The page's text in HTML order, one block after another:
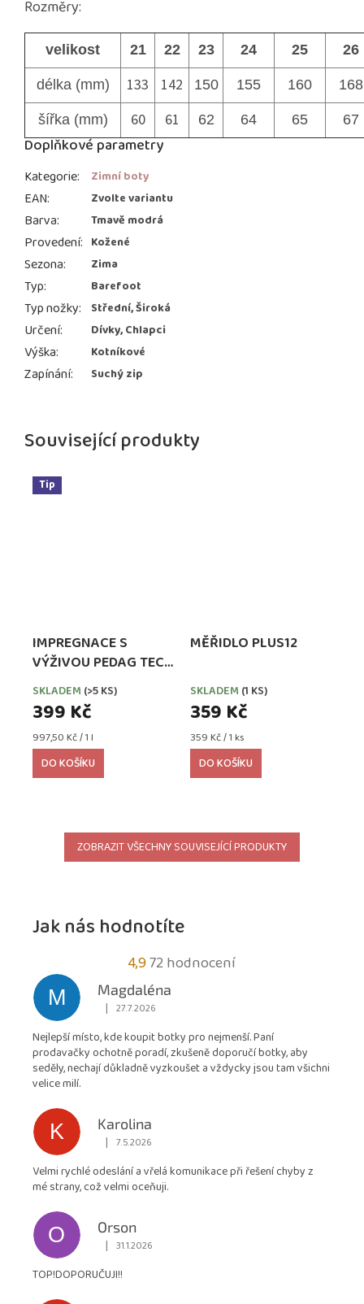
Související produkty
Tip
IMPREGNACE S
VÝŽIVOU PEDAG TECH
WATERPROOFER,
EXTRA SILNÁ
SKLADEM (>5 KS)
399 Kč
Měrná
cena:
997,50 Kč / 1 l
DO KOŠÍKU
MĚŘIDLO PLUS12
SKLADEM (1 KS)
359 Kč
Měrná
cena:
359 Kč / 1 ks
DO KOŠÍKU
ZOBRAZIT VŠECHNY SOUVISEJÍCÍ PRODUKTY
Rozměry:
velikost 21 22 23 24 25 26
délka (mm) 133 142 150 155 160 168
šířka (mm) 60 61 62 64 65 67
Doplňkové parametry
Kategorie: Zimní boty
EAN: Zvolte variantu
Barva: Tmavě modrá
Provedení: Kožené
Sezona: Zima
Typ: Barefoot
Typ nožky: Střední, Široká
Určení: Dívky, Chlapci
Výška: Kotníkové
Zapínání: Suchý zip
Jak nás hodnotíte
4,9Průměrné
hodnocení
obchodu
4,9
z
72 hodnocení
M
Magdaléna
Hodnocení obchodu je 5 z 5 hvězdiček.
| 27.7.2026
Nejlepší místo, kde koupit botky pro nejmenší. Paní
prodavačky ochotně poradí, zkušeně doporučí botky, aby
seděly, nechají důkladně vyzkoušet a vždycky jsou tam všichni
velice milí.
K
Karolina
Hodnocení obchodu je 5 z 5 hvězdiček.
| 7.5.2026
Velmi rychlé odeslání a vřelá komunikace při řešení chyby z
mé strany, což velmi oceňuji.
O
Orson
Hodnocení obchodu je 5 z 5 hvězdiček.
| 31.1.2026
TOP!DOPORUČUJI!!